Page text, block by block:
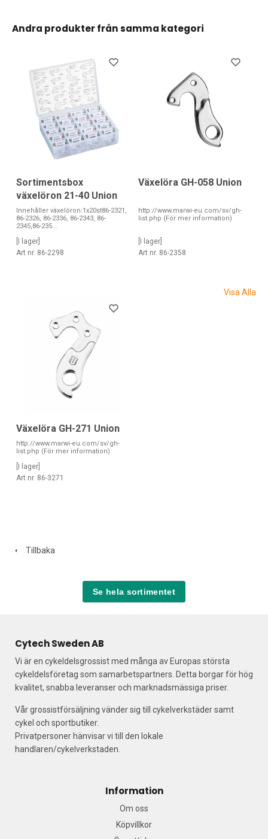
Andra produkter från samma kategori
Sortimentsbox
växelöron 21-40 Union
Innehåller växelöron:1x20st86-2321,
86-2326, 86-2336, 86-2343, 86-
2345,86-235...
[I lager]
Art nr. 86-2298
Växelöra GH-058 Union
http://www.marwi-eu.com/sv/gh-
list.php (För mer information)
[I lager]
Art nr. 86-2358
Växelöra GH-271 Union
http://www.marwi-eu.com/sv/gh-
list.php (För mer information)
[I lager]
Art nr. 86-3271
Visa Alla
Tillbaka
Se hela sortimentet
Cytech Sweden AB
Vi är en cykeldelsgrossist med många av Europas största
cykeldelsföretag som samarbetspartners. Detta borgar för hög
kvalitet, snabba leveranser och marknadsmässiga priser.
Vår grossistförsäljning vänder sig till cykelverkstäder samt
cykel och sportbutiker.
Privatpersoner hänvisar vi till den lokale
handlaren/cykelverkstaden.
Information
Om oss
Köpvillkor